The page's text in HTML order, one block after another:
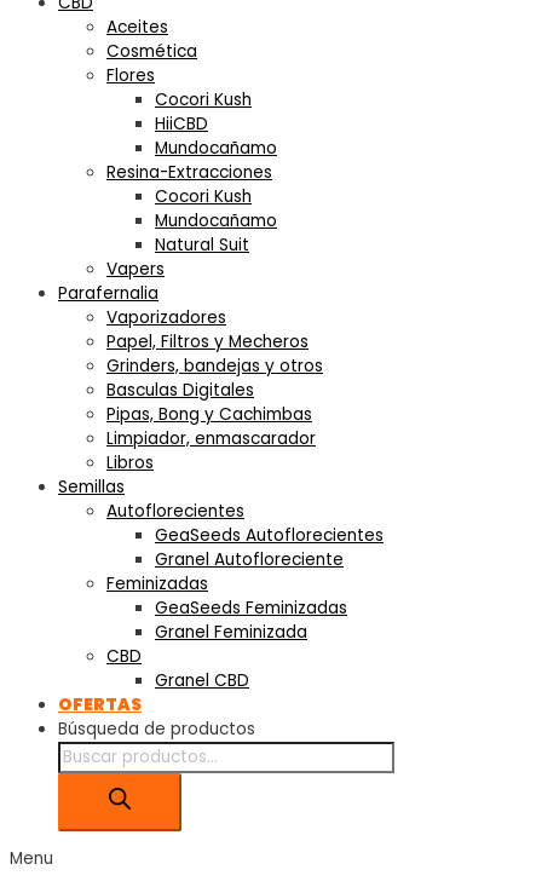
Aceites
Cosmética
Flores
Cocori Kush
HiiCBD
Mundocañamo
Resina-Extracciones
Cocori Kush
Mundocañamo
Natural Suit
Vapers
Parafernalia
Vaporizadores
Papel, Filtros y Mecheros
Grinders, bandejas y otros
Basculas Digitales
Pipas, Bong y Cachimbas
Limpiador, enmascarador
Libros
Semillas
Autoflorecientes
GeaSeeds Autoflorecientes
Granel Autofloreciente
Feminizadas
GeaSeeds Feminizadas
Granel Feminizada
CBD
Granel CBD
OFERTAS
Búsqueda de productos
Menu